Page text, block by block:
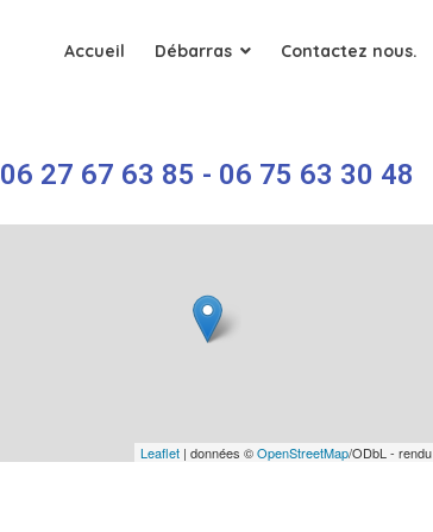
Accueil Débarras Contactez nous.
06 27 67 63 85 - 06 75 63 30 48
Leaflet | données ©OpenStreetMap/ODbL - rendu